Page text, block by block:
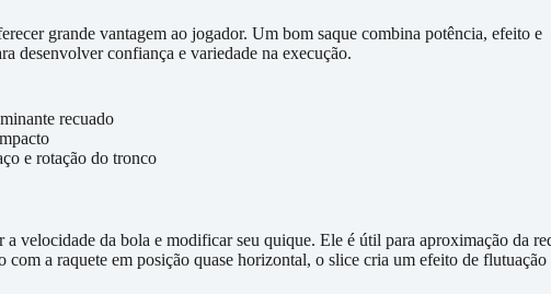
grande vantagem ao jogador. Um bom saque combina potência, efeito e
desenvolver confiança e variedade na execução.
recuado
e rotação do tronco
velocidade da bola e modificar seu quique. Ele é útil para aproximação da
a raquete em posição quase horizontal, o slice cria um efeito de flutuação